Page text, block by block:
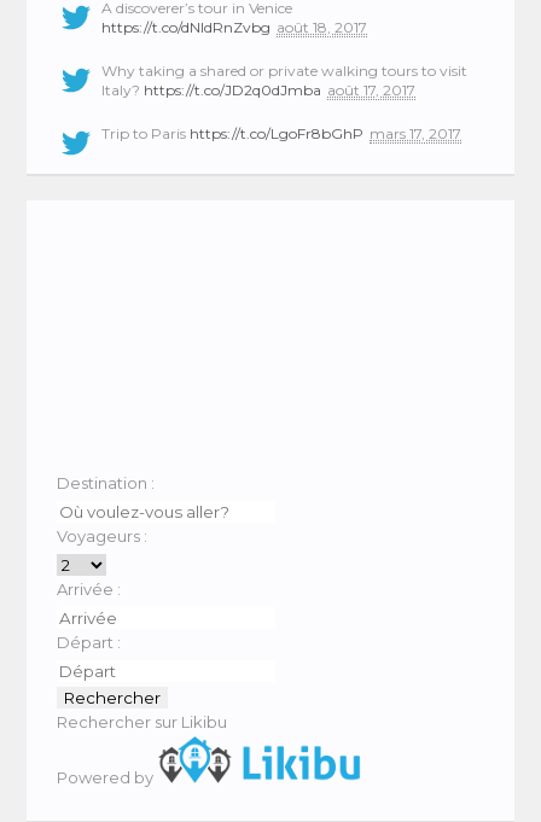
A discoverer’s tour in Venice
https://t.co/dNIdRnZvbg août 18, 2017
Why taking a shared or private walking tours to visit
Italy? https://t.co/JD2q0dJmba août 17, 2017
Trip to Paris https://t.co/LgoFr8bGhP mars 17, 2017
Destination :
Voyageurs :
Arrivée :
Départ :
Rechercher sur Likibu
Powered by